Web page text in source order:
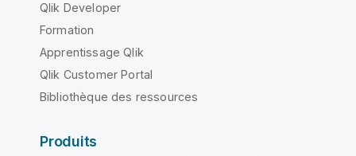
Qlik Developer
Formation
Apprentissage Qlik
Qlik Customer Portal
Bibliothèque des ressources
Produits